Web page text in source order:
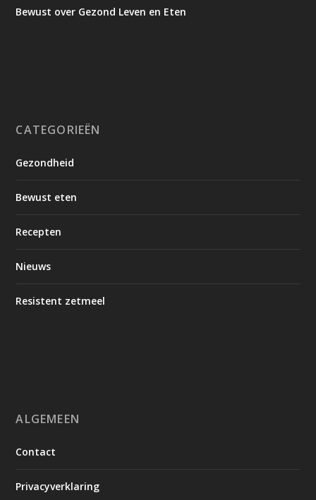
Bewust over Gezond Leven en Eten
CATEGORIEËN
Gezondheid
Bewust eten
Recepten
Nieuws
Resistent zetmeel
ALGEMEEN
Contact
Privacyverklaring